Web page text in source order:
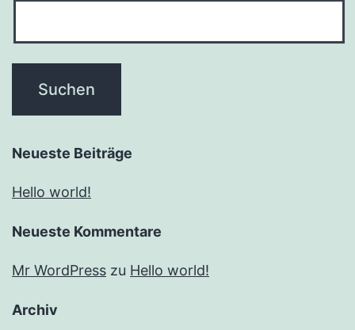
Neueste Beiträge
Hello world!
Neueste Kommentare
Mr WordPress zu Hello world!
Archiv